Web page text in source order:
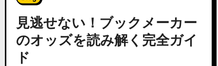
見逃せない！ ブックメーカー
のオッズを読み解く完全ガイ
ド